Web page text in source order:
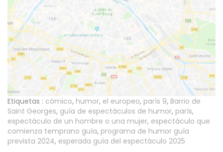
Etiquetas : cómico, humor, el europeo, parís 9, Barrio de
Saint Georges, guía de espectáculos de humor, parís,
espectáculo de un hombre o una mujer, espectáculo que
comienza temprano guía, programa de humor guía
prevista 2024, esperada guía del espectáculo 2025